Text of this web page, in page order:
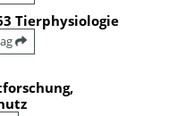
Tierphysiologie